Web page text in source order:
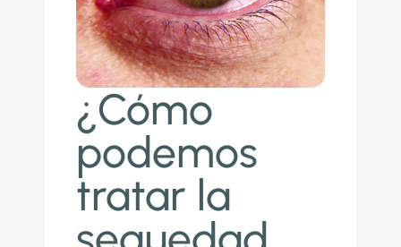
¿Cómo
podemos
tratar la